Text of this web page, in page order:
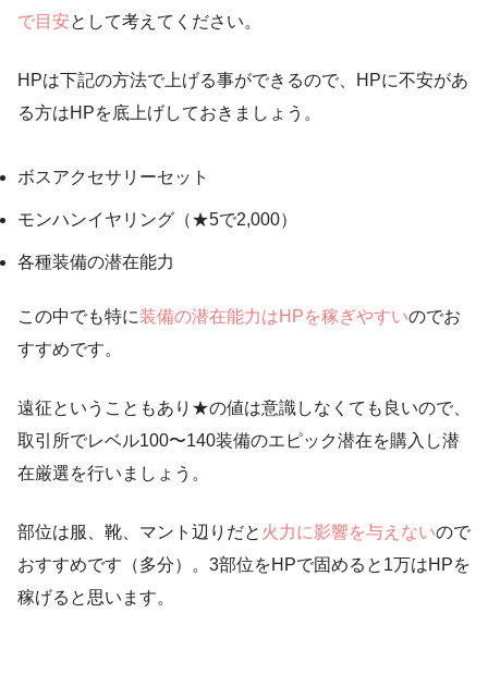
で目安として考えてください。
HPは下記の方法で上げる事ができるので、HPに不安があ
る方はHPを底上げしておきましょう。
ボスアクセサリーセット
モンハンイヤリング（★5で2,000）
各種装備の潜在能力
この中でも特に装備の潜在能力はHPを稼ぎやすいのでお
すすめです。
遠征ということもあり★の値は意識しなくても良いので、
取引所でレベル100〜140装備のエピック潜在を購入し潜
在厳選を行いましょう。
部位は服、靴、マント辺りだと 火力に影響を与えないので
おすすめです（多分）。3部位をHPで固めると1万はHPを
稼げると思います。